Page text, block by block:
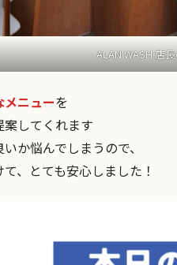
ALAN WASH 店
ニューを
してくれます
か悩んでしまうので、
、とても安心しました！